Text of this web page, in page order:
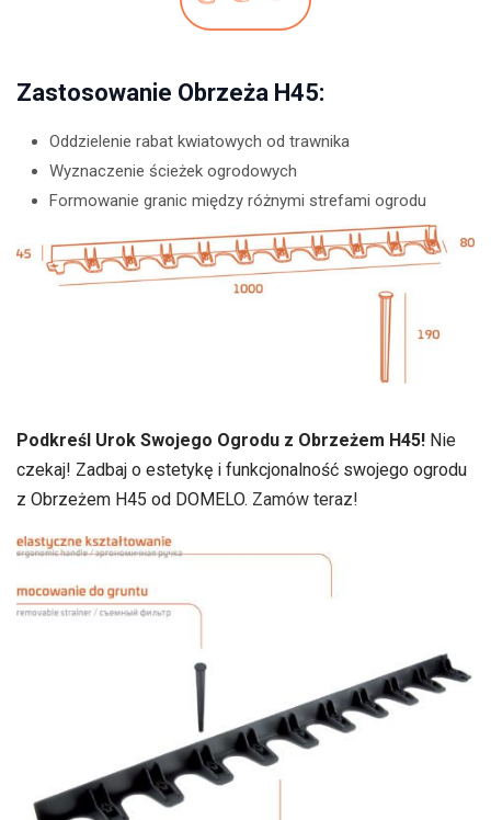
Zastosowanie Obrzeża H45:
Oddzielenie rabat kwiatowych od trawnika
Wyznaczenie ścieżek ogrodowych
Formowanie granic między różnymi strefami ogrodu
Podkreśl Urok Swojego Ogrodu z Obrzeżem H45! Nie
czekaj! Zadbaj o estetykę i funkcjonalność swojego ogrodu
z Obrzeżem H45 od DOMELO. Zamów teraz!